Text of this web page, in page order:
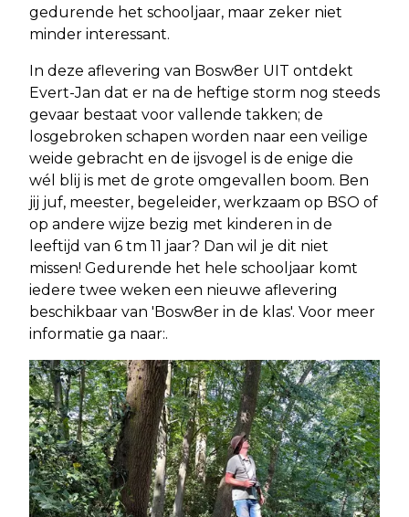
gedurende het schooljaar, maar zeker niet
minder interessant.
In deze aflevering van Bosw8er UIT ontdekt
Evert-Jan dat er na de heftige storm nog steeds
gevaar bestaat voor vallende takken; de
losgebroken schapen worden naar een veilige
weide gebracht en de ijsvogel is de enige die
wél blij is met de grote omgevallen boom. Ben
jij juf, meester, begeleider, werkzaam op BSO of
op andere wijze bezig met kinderen in de
leeftijd van 6 tm 11 jaar? Dan wil je dit niet
missen! Gedurende het hele schooljaar komt
iedere twee weken een nieuwe aflevering
beschikbaar van 'Bosw8er in de klas'. Voor meer
informatie ga naar:.